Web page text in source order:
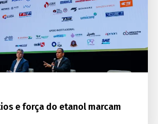
e força do etanol marcam